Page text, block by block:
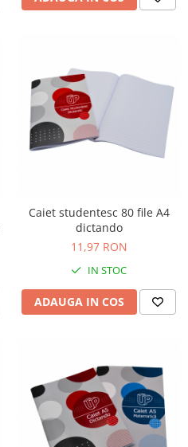
Caiet studentesc 80 file A4
dictando
11,97 RON
IN STOC
ADAUGA IN COS